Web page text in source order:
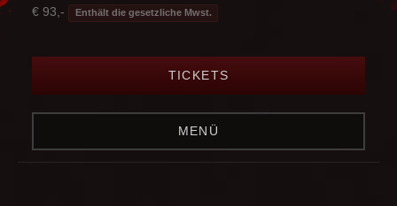
€ 93,- Enthält die gesetzliche Mwst.
TICKETS
MENÜ